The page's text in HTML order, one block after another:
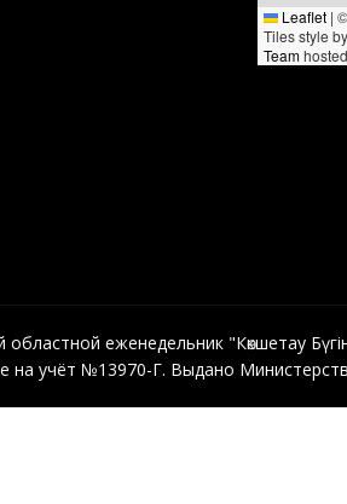
Leaflet |
Tiles style by
Team
еженедельник "Көкшетау
на учёт №13970-Г. Выдано